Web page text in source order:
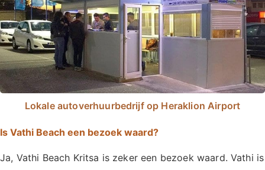
Lokale autoverhuurbedrijf op Heraklion Airport
Is Vathi Beach een bezoek waard?
Ja, Vathi Beach Kritsa is zeker een bezoek waard. Vathi is